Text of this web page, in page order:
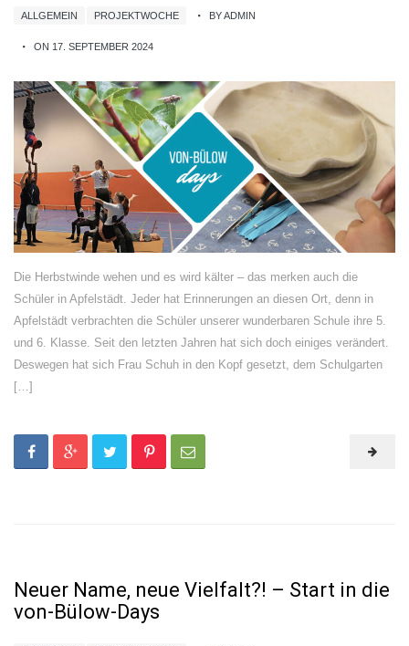
ALLGEMEIN PROJEKTWOCHE BY ADMIN
ON 17. SEPTEMBER 2024
Die Herbstwinde wehen und es wird kälter – das merken auch die
Schüler in Apfelstädt. Jeder hat Erinnerungen an diesen Ort, denn in
Apfelstädt verbrachten die Schüler unserer wunderbaren Schule ihre 5.
und 6. Klasse. Seit den letzten Jahren hat sich doch einiges verändert.
Deswegen hat sich Frau Schuh in den Kopf gesetzt, dem Schulgarten
[…]
Neuer Name, neue Vielfalt?! – Start in die
von-Bülow-Days